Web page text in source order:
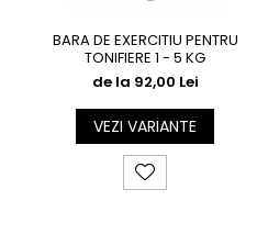
BARA DE EXERCITIU PENTRU
TONIFIERE 1 - 5 KG
de la 92,00 Lei
VEZI VARIANTE